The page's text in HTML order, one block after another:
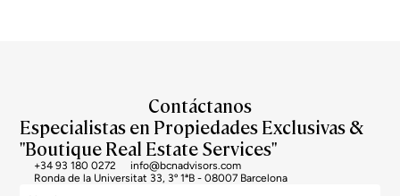
Contáctanos
Especialistas en Propiedades Exclusivas &
"Boutique Real Estate Services"
+34 93 180 0272
info@bcnadvisors.com
Ronda de la Universitat 33, 3º 1ªB - 08007 Barcelona